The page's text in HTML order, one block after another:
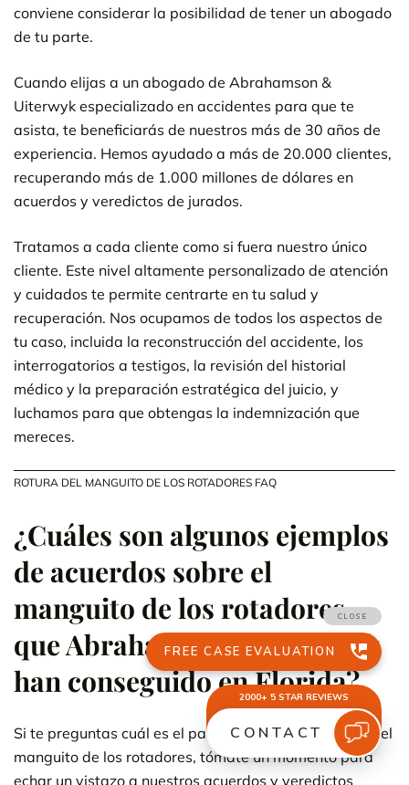
conviene considerar la posibilidad de tener un abogado
de tu parte.
Cuando elijas a un abogado de Abrahamson &
Uiterwyk especializado en accidentes para que te
asista, te beneficiarás de nuestros más de 30 años de
experiencia. Hemos ayudado a más de 20.000 clientes,
recuperando más de 1.000 millones de dólares en
acuerdos y veredictos de jurados.
Tratamos a cada cliente como si fuera nuestro único
cliente. Este nivel altamente personalizado de atención
y cuidados te permite centrarte en tu salud y
recuperación. Nos ocupamos de todos los aspectos de
tu caso, incluida la reconstrucción del accidente, los
interrogatorios a testigos, la revisión del historial
médico y la preparación estratégica del juicio, y
luchamos para que obtengas la indemnización que
mereces.
ROTURA DEL MANGUITO DE LOS ROTADORES FAQ
¿Cuáles son algunos ejemplos
de acuerdos sobre el
manguito de los rotadores
que Abrahamson & Uiterwyk
han conseguido en Florida?
Si te preguntas cuál es el pago medio por una lesión del
manguito de los rotadores, tómate un momento para
echar un vistazo a nuestros acuerdos y veredictos